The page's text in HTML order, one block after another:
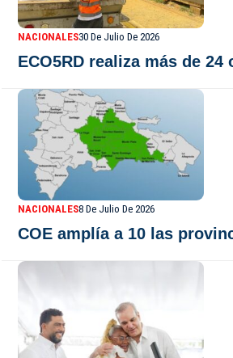
NACIONALES30 De Julio De 2026
ECO5RD realiza más de
NACIONALES8 De Julio De 2026
COE amplía a 10 las